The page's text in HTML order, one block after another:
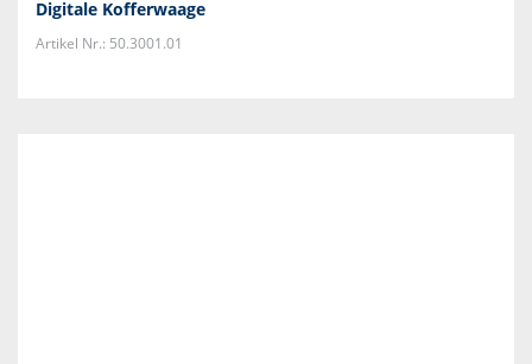
Digitale Kofferwaage
Artikel Nr.: 50.3001.01